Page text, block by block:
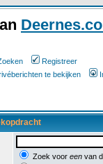
Registreer
te bekijken
Zoek voor een van